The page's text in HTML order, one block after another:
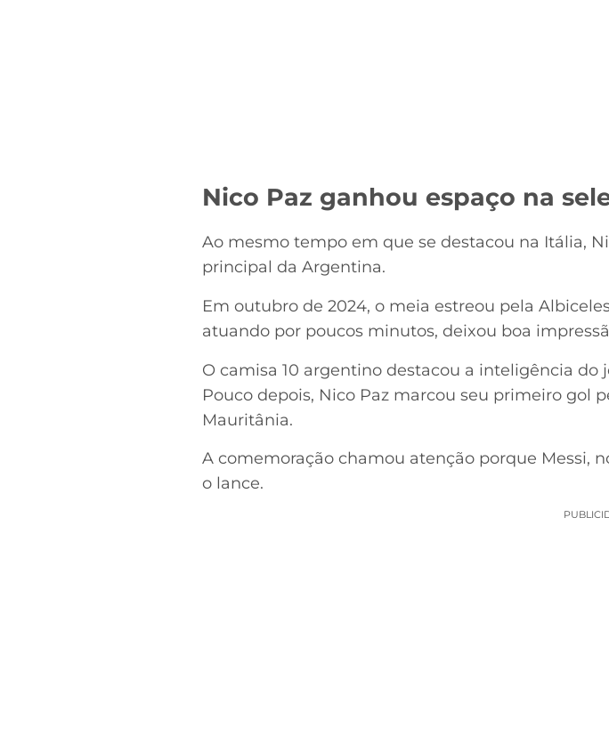
Nico Paz ganhou espaço na
Ao mesmo tempo em que se destacou na Itália,
principal da Argentina.
Em outubro de 2024, o meia estreou pela
atuando por poucos minutos, deixou boa
O camisa 10 argentino destacou a inteligência
Pouco depois, Nico Paz marcou seu primeiro gol
Mauritânia.
A comemoração chamou atenção porque Messi,
o lance.